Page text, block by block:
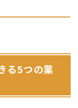
る5つの業